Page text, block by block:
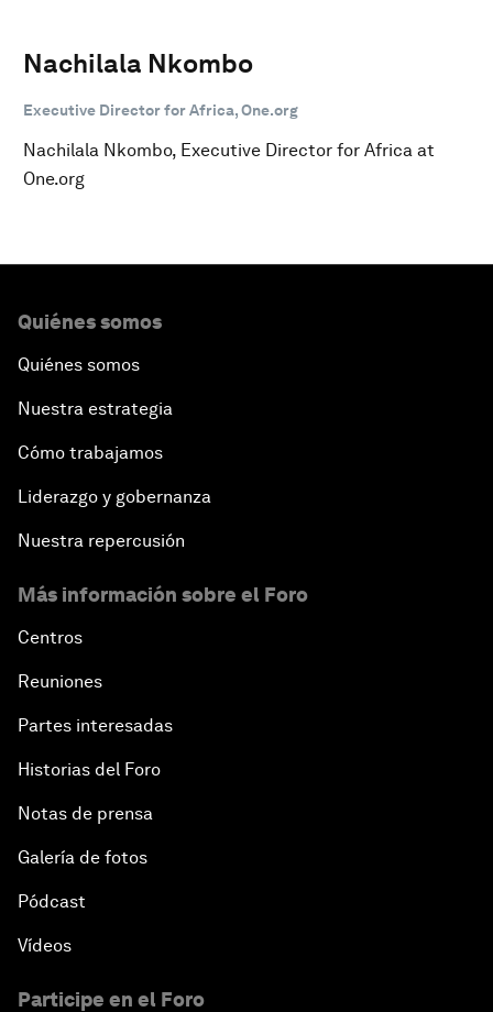
Nachilala Nkombo
Executive Director for Africa, One.org
Nachilala Nkombo, Executive Director for Africa at
One.org
Quiénes somos
Quiénes somos
Nuestra estrategia
Cómo trabajamos
Liderazgo y gobernanza
Nuestra repercusión
Más información sobre el Foro
Centros
Reuniones
Partes interesadas
Historias del Foro
Notas de prensa
Galería de fotos
Pódcast
Vídeos
Participe en el Foro